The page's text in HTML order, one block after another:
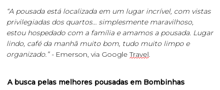
“A pousada está localizada em um lugar incrível, com vistas
privilegiadas dos quartos... simplesmente maravilhoso,
estou hospedado com a família e amamos a pousada. Lugar
lindo, café da manhã muito bom, tudo muito limpo e
organizado.” - Emerson, via GoogleTravel
A busca pelas melhores pousadas em Bombinhas